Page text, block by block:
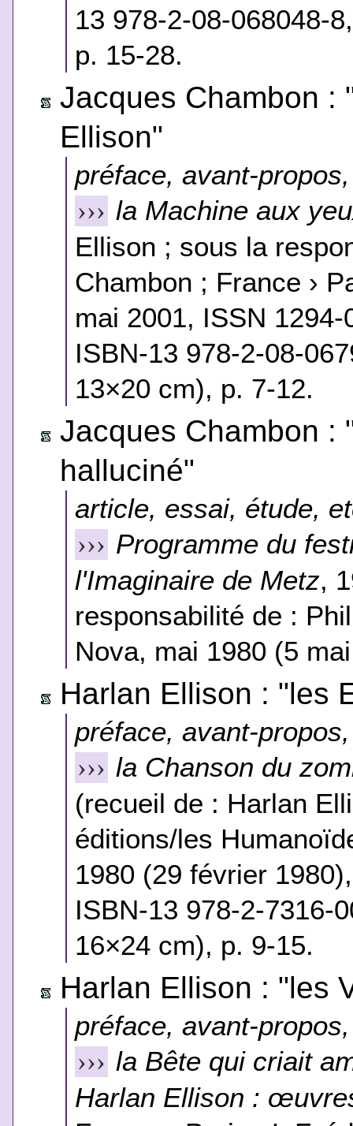
13 978-2-08-068048-
p. 15-28.
Jacques Chambon :
Ellison"
préface, avant-
››› la Machine aux
Ellison ; sous la
Chambon ; France ›
mai 2001, ISSN
ISBN-13 978-2-08-
13×20 cm), p. 7-12.
Jacques Chambon :
halluciné"
article, essai, étude,
››› Programme du
l'Imaginaire de Metz,
responsabilité de :
Nova, mai 1980 (5
Harlan Ellison : "les
préface, avant-
››› la Chanson du
(recueil de : Harlan
éditions/les
1980 (29 février
ISBN-13 978-2-7316-
16×24 cm), p. 9-15.
Harlan Ellison : "les
préface, avant-
››› la Bête qui criait
Harlan Ellison :